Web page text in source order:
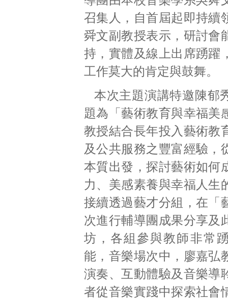
召集人，自首屆起即持續
舜文副教授表示，研討會
持，實體及線上出席踴躍
工作莫大的肯定與鼓舞。
本次主題演講特邀陳郁
題為「藝術教育與幸福美
教授結合長年投入藝術教
及公共服務之豐富經驗，
本質出發，探討藝術如何
力、美感素養與幸福人生
接續透過藝才分組，在「
次進行輔導團成果分享及
坊，各組參與教師非常
能，音樂場次中，廖嘉弘
演奏、互動體驗及音樂導
者從音樂實踐中探索社會